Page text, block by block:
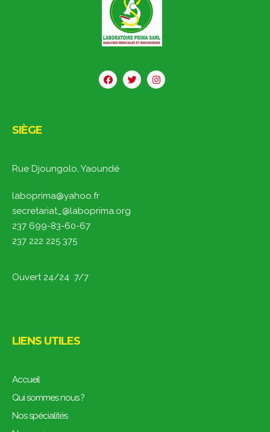
SIÈGE
Rue Djoungolo, Yaoundé
laboprima@yahoo.fr
secretariat_@laboprima.org
237 699-83-60-67
237 222 225 375
Ouvert 24/24 7/7
LIENS UTILES
Accueil
Qui sommes nous ?
Nos spécialités